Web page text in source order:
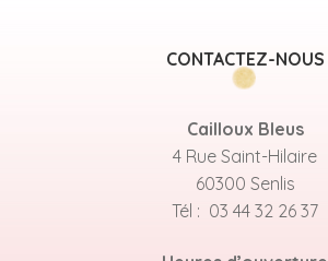
CONTACTEZ-NOUS
Cailloux Bleus
4 Rue Saint-Hilaire
60300 Senlis
Tél : 03 44 32 26 37